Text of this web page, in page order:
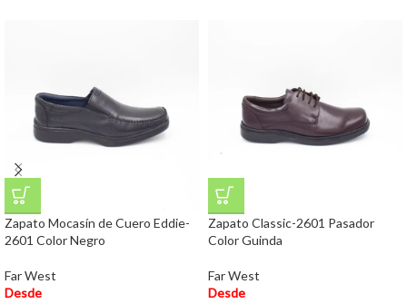
Zapato Mocasín de Cuero Eddie-
2601 Color Negro
Far West
Desde
Zapato Classic-2601 Pasador
Color Guinda
Far West
Desde